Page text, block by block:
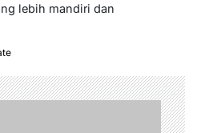
lebih mandiri dan